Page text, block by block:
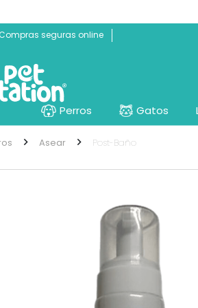
seguras online
Perros Gatos
Asear Post-Baño